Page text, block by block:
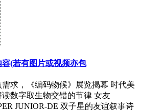
(若有图片或视频亦包
求，《编码物候》展览揭幕 时代美
数字取生物交错的节律 女友
JUNIOR-DE 双子星的友谊叙事诗